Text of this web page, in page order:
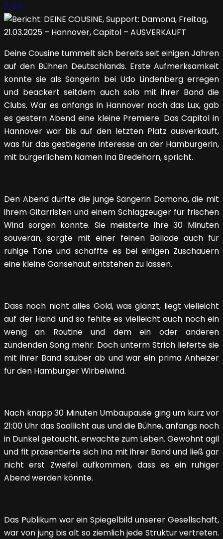
Deine Cousine tummelt sich bereits seit einigen Jahren
auf den Bühnen Deutschlands. Erste Aufmerksamkeit
konnte sie als Sängerin bei Udo Lindenberg erregen
und beackert seitdem auch solo mit ihrer Band die
Clubs. War es anfangs in Hannover noch das Lux, gab
es gestern Abend eine kleine Premiere. Das Capitol in
Hannover war bis auf den letzten Platz ausverkauft,
was für das gestiegene Interesse an der Hamburgerin,
mit bürgerlichem Namen Ina Bredehorn, spricht.
Den Abend durfte die junge Sängerin Damona, die mit
ihrem Gitarristen und einem Schlagzeuger für frischen
Wind sorgen konnte. Sie meisterte ihre 30 Minuten
souverän, sorgte mit einer feinen Ballade auch für
ruhige Töne und schaffte es bei einigen Zuschauern
eine kleine Gänsehaut entstehen zu lassen.
Dass noch nicht alles Gold, was glänzt, liegt vielleicht
auf der Hand und so fehlte es vielleicht auch noch ein
wenig an Routine und dem ein oder anderen
zündenden Song mehr. Doch unterm Strich lieferte sie
mit ihrer Band sauber ab und war ein prima Anheizer
für den Hamburger Wirbelwind.
Nach knapp 30 Minuten Umbaupause ging um kurz vor
21:00 Uhr das Saallicht aus und die Bühne, anfangs noch
in Dunkel getaucht, erwachte zum Leben. Gewohnt agil
und fit präsentierte sich Ina mit ihrer Band und ließ gar
nicht erst Zweifel aufkommen, dass es ein ruhiger
Abend werden könnte.
Das Publikum war ein Spiegelbild unserer Gesellschaft,
war von jung bis alt so ziemlich jede Struktur vertreten.